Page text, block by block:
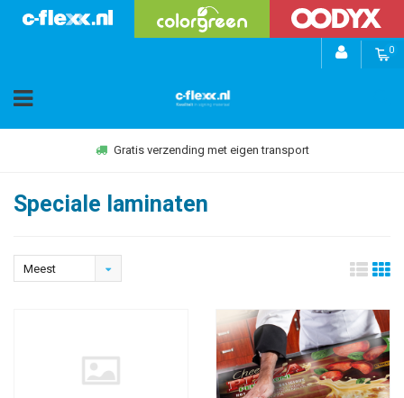
0
Gratis verzending met eigen transport
Speciale laminaten
Meest